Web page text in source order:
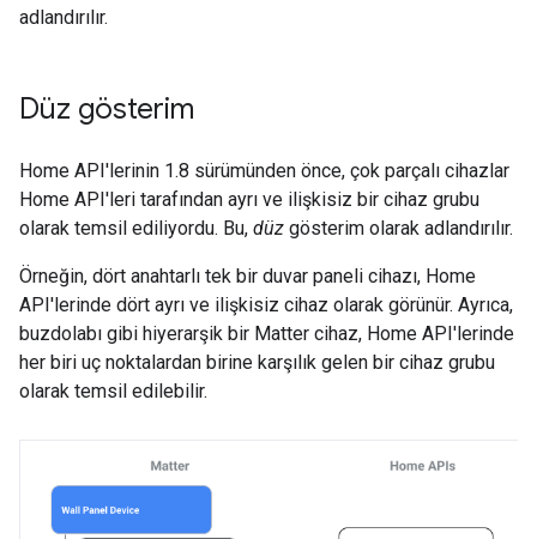
adlandırılır.
Düz gösterim
Home API'lerinin 1.8 sürümünden önce, çok parçalı cihazlar
Home API'leri tarafından ayrı ve ilişkisiz bir cihaz grubu
olarak temsil ediliyordu. Bu, düz gösterim olarak adlandırılır.
Örneğin, dört anahtarlı tek bir duvar paneli cihazı, Home
API'lerinde dört ayrı ve ilişkisiz cihaz olarak görünür. Ayrıca,
buzdolabı gibi hiyerarşik bir Matter cihaz, Home API'lerinde
her biri uç noktalardan birine karşılık gelen bir cihaz grubu
olarak temsil edilebilir.